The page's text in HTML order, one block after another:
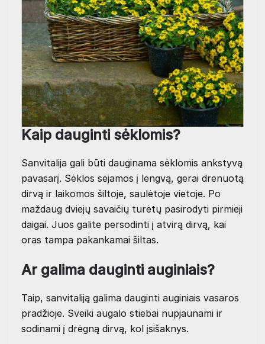
Kaip dauginti sėklomis?
Sanvitalija gali būti dauginama sėklomis ankstyvą
pavasarį. Sėklos sėjamos į lengvą, gerai drenuotą
dirvą ir laikomos šiltoje, saulėtoje vietoje. Po
maždaug dviejų savaičių turėtų pasirodyti pirmieji
daigai. Juos galite persodinti į atvirą dirvą, kai
oras tampa pakankamai šiltas.
Ar galima dauginti auginiais?
Taip, sanvitaliją galima dauginti auginiais vasaros
pradžioje. Sveiki augalo stiebai nupjaunami ir
sodinami į drėgną dirvą, kol įsišaknys.